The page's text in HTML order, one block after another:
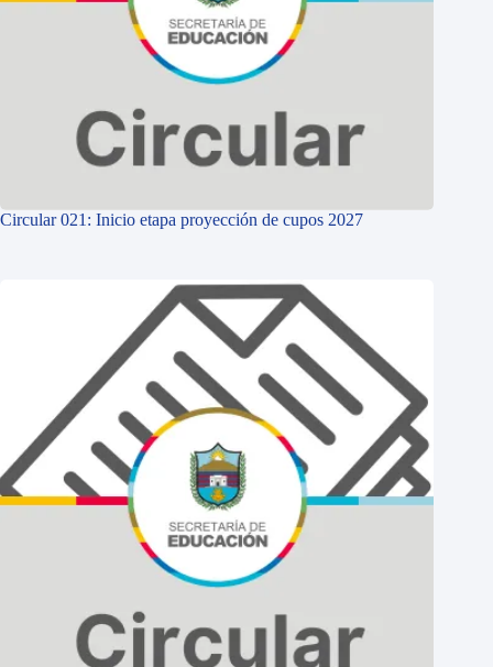
Circular 021: Inicio etapa proyección de cupos 2027